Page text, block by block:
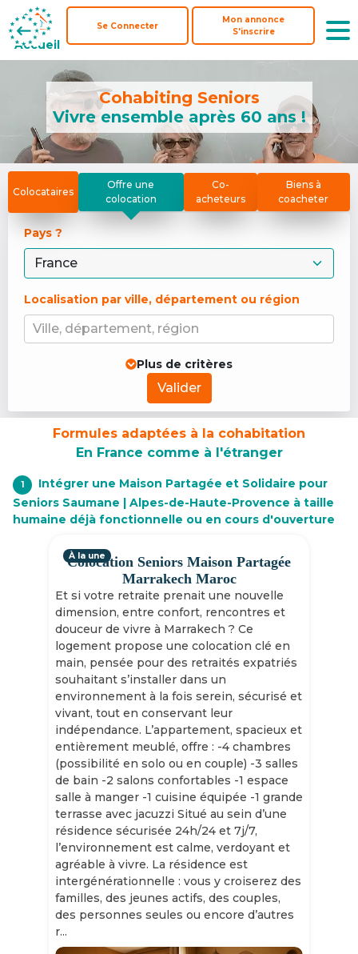
Accueil
Se Connecter
Mon annonce
S'inscrire
Accueil
Se Connecter
Mon annonce
S'inscrire
Cohabiting Seniors
Vivre ensemble après 60 ans !
Colocataires
Offre une
colocation
Co-
acheteurs
Biens à
coacheter
Pays ?
Localisation par ville, département ou région
Ville, département, région
Plus de critères
Valider
Formules adaptées à la cohabitation
En France comme à l'étranger
1
Intégrer une Maison Partagée et Solidaire pour
Seniors Saumane | Alpes-de-Haute-Provence à taille
humaine déjà fonctionnelle ou en cours d'ouverture
Colocation Seniors Maison Partagée
Marrakech Maroc
Et si votre retraite prenait une nouvelle
dimension, entre confort, rencontres et
douceur de vivre à Marrakech ? Ce
logement propose une colocation clé en
main, pensée pour des retraités expatriés
souhaitant s’installer dans un
environnement à la fois serein, sécurisé et
vivant, tout en conservant leur
indépendance. L’appartement, spacieux et
entièrement meublé, offre : -4 chambres
(possibilité en solo ou en couple) -3 salles
de bain -2 salons confortables -1 espace
salle à manger -1 cuisine équipée -1 grande
terrasse avec jacuzzi Situé au sein d’une
résidence sécurisée 24h/24 et 7j/7,
l’environnement est calme, verdoyant et
agréable à vivre. La résidence est
intergénérationnelle : vous y croiserez des
familles, des jeunes actifs, des couples,
des personnes seules ou encore d’autres
r...
À la une